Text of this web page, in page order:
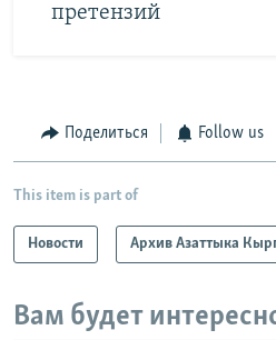
претензий
Поделиться Follow us
This item is part of
Новости Архив Азаттыка
Вам будет